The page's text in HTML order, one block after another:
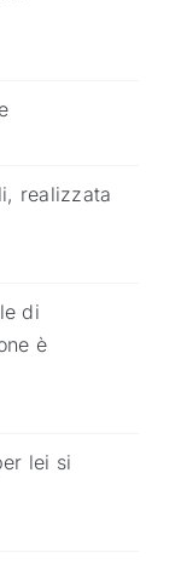
realizzata
di
è
lei si